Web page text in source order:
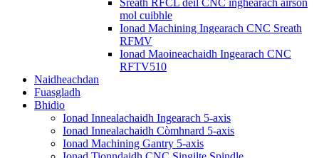
Sreath RFCL deil CNC inghearach airson
mol cuibhle
Ionad Machining Ingearach CNC Sreath
RFMV
Ionad Maoineachaidh Ingearach CNC
RFTV510
Naidheachdan
Fuasgladh
Bhidio
Ionad Innealachaidh Ingearach 5-axis
Ionad Innealachaidh Còmhnard 5-axis
Ionad Machining Gantry 5-axis